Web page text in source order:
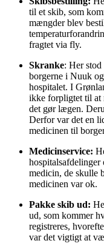
til et skib, som
mængder blev
fragtet via fly.
Skranke: Her
borgerne i Nuuk
hospitalet. I
ikke forpligtet til at
det gør lægen.
Derfor var det en
medicinen til
Medicinservice:
hospitalsafdelinger
medicin, de skulle
medicinen var ok.
Pakke skib ud:
ud, som kommer
registreres,
var det vigtigt at